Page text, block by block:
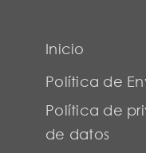
Inicio
Política de
Política de
de datos